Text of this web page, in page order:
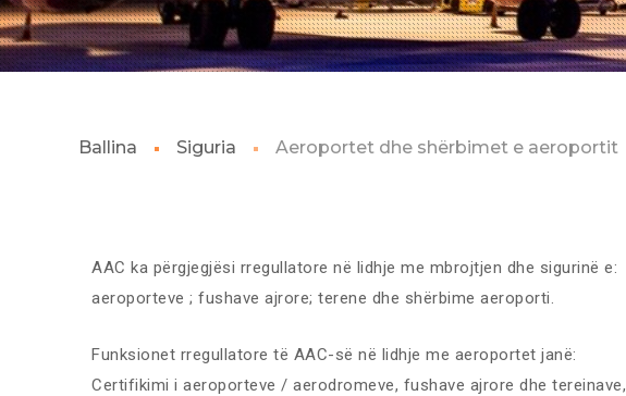
Ballina Siguria Aeroportet dhe shërbimet e aeroportit
AAC ka përgjegjësi rregullatore në lidhje me mbrojtjen dhe sigurinë e:
aeroporteve ; fushave ajrore; terene dhe shërbime aeroporti.
Funksionet rregullatore të AAC-së në lidhje me aeroportet janë:
Certifikimi i aeroporteve / aerodromeve, fushave ajrore dhe